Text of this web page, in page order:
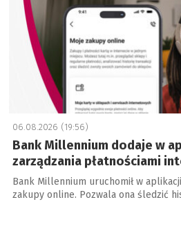
06.08.2026 (19:56)
Bank Millennium dodaje w
zarządzania płatnościami
Bank Millennium uruchomił w
zakupy online. Pozwala ona śledzić